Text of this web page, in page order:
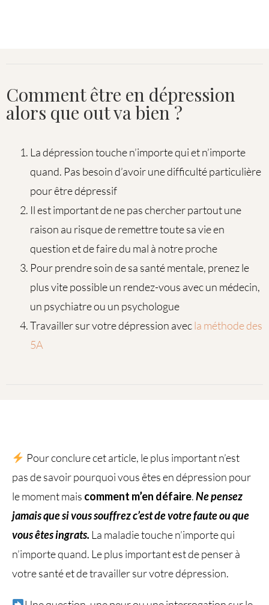
Comment être en dépression
alors que out va bien ?
La dépression touche n’importe qui et n’importe
quand. Pas besoin d’avoir une difficulté particulière
pour être dépressif
Il est important de ne pas chercher partout une
raison au risque de remettre toute sa vie en
question et de faire du mal à notre proche
Pour prendre soin de sa santé mentale, prenez le
plus vite possible un rendez-vous avec un médecin,
un psychiatre ou un psychologue
Travailler sur votre dépression avecla méthode des
5A
Pour conclure cet article, le plus important n’est
pas de savoir pourquoi vous êtes en dépression pour
le moment mais comment m’en défaire.Ne pensez
jamais que si vous souffrez c’est de votre faute ou que
vous êtes ingrats. La maladie touche n’importe qui
n’importe quand. Le plus important est de penser à
votre santé et de travailler sur votre dépression.